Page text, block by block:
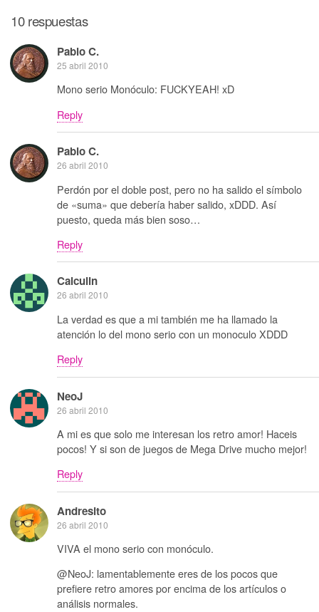
10 respuestas
Pablo C.
25 abril 2010
Mono serio Monóculo: FUCKYEAH! xD
Reply
Pablo C.
26 abril 2010
Perdón por el doble post, pero no ha salido el símbolo
de «suma» que debería haber salido, xDDD. Así
puesto, queda más bien soso…
Reply
Calculin
26 abril 2010
La verdad es que a mi también me ha llamado la
atención lo del mono serio con un monoculo XDDD
Reply
NeoJ
26 abril 2010
A mi es que solo me interesan los retro amor! Haceis
pocos! Y si son de juegos de Mega Drive mucho mejor!
Reply
Andresito
26 abril 2010
VIVA el mono serio con monóculo.
@NeoJ: lamentablemente eres de los pocos que
prefiere retro amores por encima de los artículos o
análisis normales.